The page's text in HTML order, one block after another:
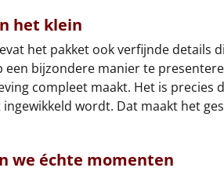
het klein
het pakket ook verfijnde details
een bijzondere manier te
compleet maakt. Het is
wordt. Dat maakt het
we échte momenten